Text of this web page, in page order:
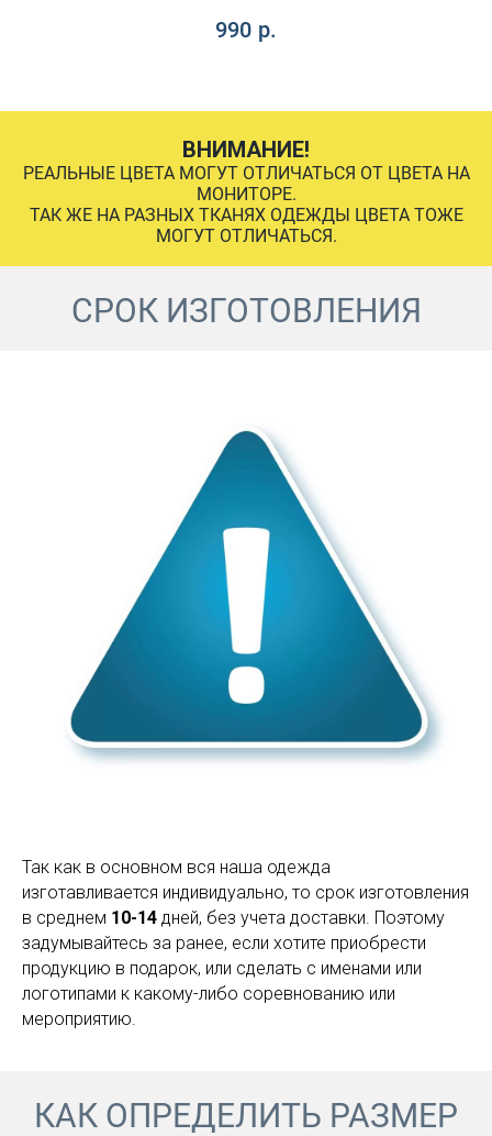
990 р.
ВНИМАНИЕ!
РЕАЛЬНЫЕ ЦВЕТА МОГУТ ОТЛИЧАТЬСЯ ОТ ЦВЕТА НА
МОНИТОРЕ.
ТАК ЖЕ НА РАЗНЫХ ТКАНЯХ ОДЕЖДЫ ЦВЕТА ТОЖЕ
МОГУТ ОТЛИЧАТЬСЯ.
СРОК ИЗГОТОВЛЕНИЯ
Так как в основном вся наша одежда
изготавливается индивидуально, то срок изготовления
в среднем 10-14 дней, без учета доставки. Поэтому
задумывайтесь за ранее, если хотите приобрести
продукцию в подарок, или сделать с именами или
логотипами к какому-либо соревнованию или
мероприятию.
КАК ОПРЕДЕЛИТЬ РАЗМЕР